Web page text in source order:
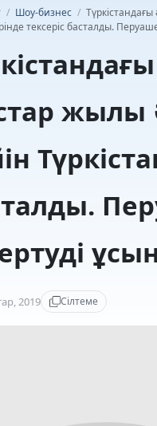
/ Шоу-бизнес /
тексеріс басталды.
жылы
2019 Сілтеме